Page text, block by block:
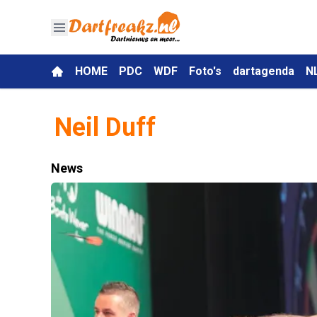
HOME PDC WDF Foto's dartagenda
Neil Duff
News